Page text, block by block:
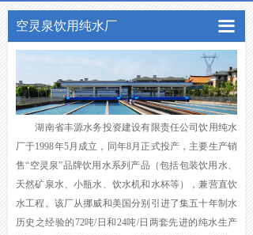
끀
供水服务公司
空灵泉饮用纯水厂
湖南省丰源水务投资建设有限责任公司饮用纯水
厂于1998年5月成立，同年8月正式投产，主要生产销
售“空灵泉”品牌饮用水系列产品（包括包装饮用水、
天然矿泉水、小瓶水、饮水机和水杯等），兼营直饮
水工程。该厂从挪威和美国分别引进了集五十年制水
历史之经验的72吨/日和24吨/日两套先进的纯水生产